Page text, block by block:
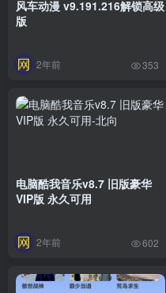
风车动漫 v9.191.216解锁高级
版
2年前 353
电脑酷我音乐v8.7 旧版豪华
VIP版 永久可用
2年前 602